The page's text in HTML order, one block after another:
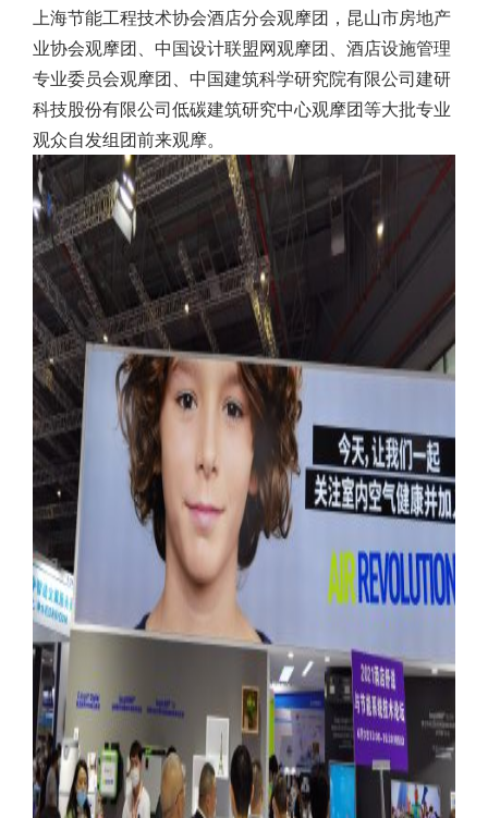
上海节能工程技术协会酒店分会观摩团，昆山市房地产
业协会观摩团、中国设计联盟网观摩团、酒店设施管理
专业委员会观摩团、中国建筑科学研究院有限公司建研
科技股份有限公司低碳建筑研究中心观摩团等大批专业
观众自发组团前来观摩。